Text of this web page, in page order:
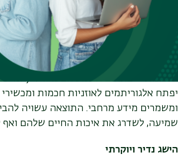
והטכנולוגיה.
השמע של הדור הבא למכשירים ניידים
מהפקולטה להנדסה,
המבורג, יישמו מודלים של בינה
יפתח אלגוריתמים לאוזניות חכמות
ומשמרים מידע מרחבי. התוצאה עשויה
שמיעה, לשדרג את איכות החיים שלהם ואף
הישג נדיר ויוקרתי